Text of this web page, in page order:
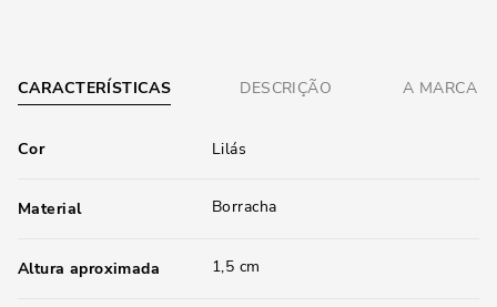
CARACTERÍSTICAS DESCRIÇÃO A MARCA
Cor Lilás
Material Borracha
Altura aproximada 1,5 cm